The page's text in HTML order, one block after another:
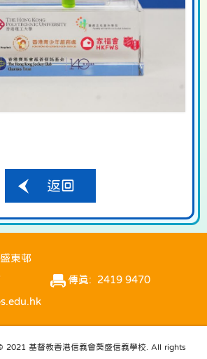
返回
東邨
傳真: 2419 9470
2021 基督教香港信義會葵盛信義學校. All rights